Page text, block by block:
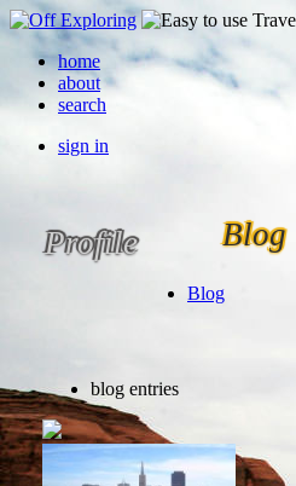
home
about
search
sign in
Profile Blog
Blog
blog entries